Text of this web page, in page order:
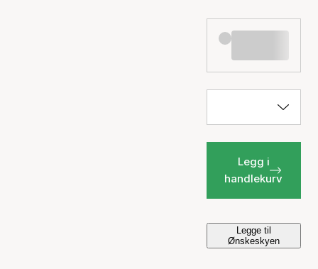
Legg i
handlekurv
Legge til
Ønskeskyen